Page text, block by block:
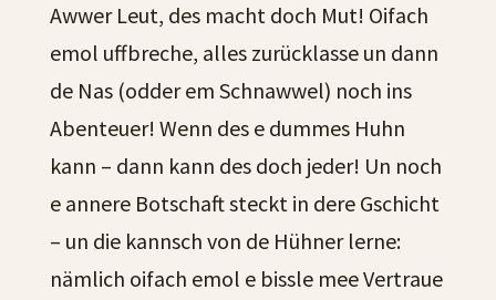
Awwer Leut, des macht doch Mut! Oifach
emol uffbreche, alles zurücklasse un dann
de Nas (odder em Schnawwel) noch ins
Abenteuer! Wenn des e dummes Huhn
kann – dann kann des doch jeder! Un noch
e annere Botschaft steckt in dere Gschicht
– un die kannsch von de Hühner lerne:
nämlich oifach emol e bissle mee Vertraue